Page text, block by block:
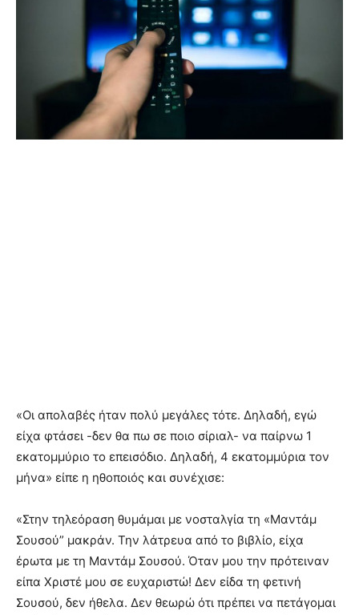
«Οι απολαβές ήταν πολύ μεγάλες τότε. Δηλαδή, εγώ
είχα φτάσει -δεν θα πω σε ποιο σίριαλ- να παίρνω 1
εκατομμύριο το επεισόδιο. Δηλαδή, 4 εκατομμύρια τον
μήνα» είπε η ηθοποιός και συνέχισε:
«Στην τηλεόραση θυμάμαι με νοσταλγία τη «Μαντάμ
Σουσού” μακράν. Την λάτρευα από το βιβλίο, είχα
έρωτα με τη Μαντάμ Σουσού. Όταν μου την πρότειναν
είπα Χριστέ μου σε ευχαριστώ! Δεν είδα τη φετινή
Σουσού, δεν ήθελα. Δεν θεωρώ ότι πρέπει να πετάγομαι